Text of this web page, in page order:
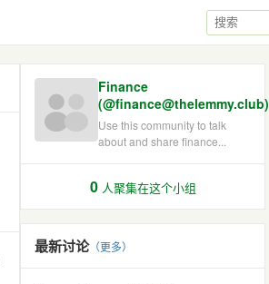
Finance
(@finance@thelemmy.club)
Use this community to talk
about and share finance...
0人聚集在这个小组
最新讨论（更多）